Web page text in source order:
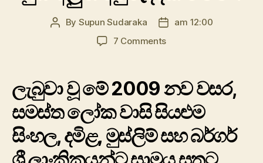
Post
By Supun Sudaraka
Postam 12:00
7 Commentson
අවුරුද්දක්
වේවා!
ලැබුවා වූ‍ මේ 2009 නව වසර,
සමස්ත ‍ලෝක වාසි සියළුම
සිංහල, දමිළ, මුස්ලිම් සහ බර්ගර්